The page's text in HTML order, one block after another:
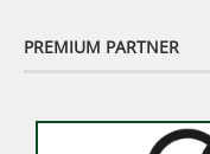
PREMIUM PARTNER